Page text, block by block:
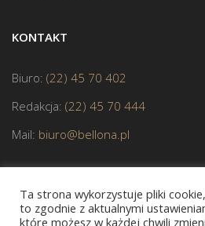
KONTAKT
Biuro: (22) 45 70 402
Redakcja: (22) 45 70 444
Mail: biuro@bellona.pl
Ta strona wykorzystuje pliki
to zgodnie z aktualnymi
które możesz w każdej chwili